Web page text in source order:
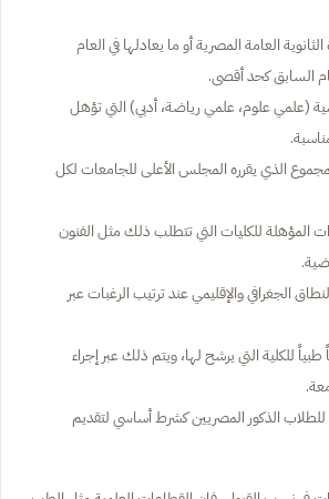
العامة المصرية أو ما يعادلها في العام
السابق كحد أقصى.
(علمي علوم، علمي رياضة، أدبي) التي تؤهل
الذي يقرره المجلس الأعلى للجامعات لكل
المؤهلة للكليات التي تتطلب ذلك مثل الفنون
الجغرافي والإقليمي عند ترتيب الرغبات عبر
للكلية التي يرشح لها، ويتم ذلك عبر إجراء
استمارة 2 جند للطلاب الذكور المصريين كشرط أساسي لتقديم